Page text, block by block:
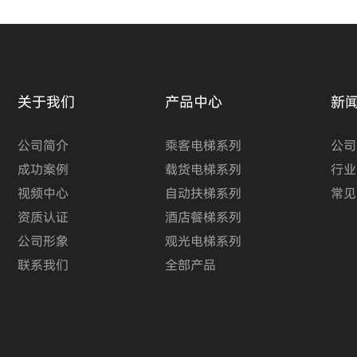
关于我们
公司简介
成功案例
视频中心
资质认证
公司形象
联系我们
产品中心
乘客电梯系列
载货电梯系列
自动扶梯系列
酒店餐梯系列
观光电梯系列
全部产品
新
公
行
常